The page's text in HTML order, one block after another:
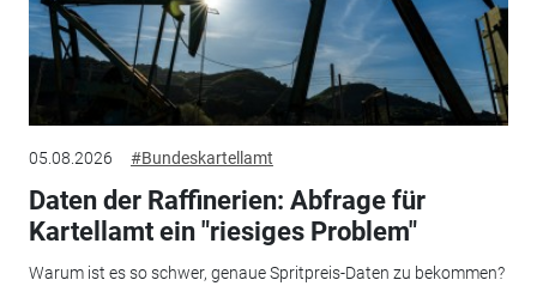
05.08.2026 #Bundeskartellamt
Daten der Raffinerien: Abfrage für
Kartellamt ein "riesiges Problem"
Warum ist es so schwer, genaue Spritpreis-Daten zu bekommen?